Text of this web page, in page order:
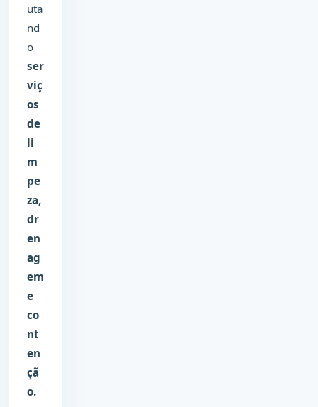
uta
nd
o
ser
viç
os
de
li
m
pe
za,
dr
en
ag
em
e
co
nt
en
çã
o.